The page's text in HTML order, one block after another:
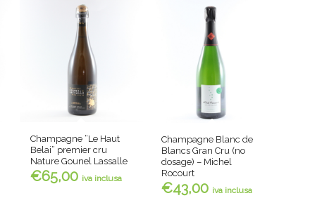
Champagne “Le Haut
Belai” premier cru
Nature Gounel Lassalle
€65,00 iva inclusa
Champagne Blanc de
Blancs Gran Cru (no
dosage) – Michel
Rocourt
€43,00 iva inclusa